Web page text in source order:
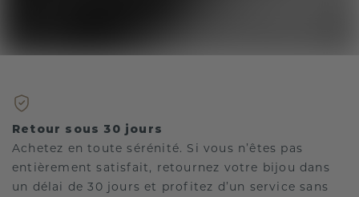
Retour sous 30 jours
Achetez en toute sérénité. Si vous n’êtes pas
entièrement satisfait, retournez votre bijou dans
un délai de 30 jours et profitez d’un service sans